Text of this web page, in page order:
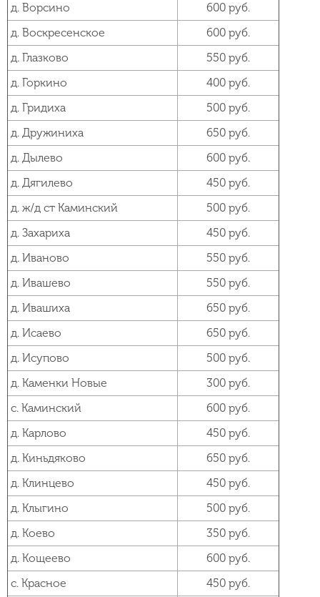
д. Ворсино
600 руб.
д. Воскресенское
600 руб.
д. Глазково
550 руб.
д. Горкино
400 руб.
д. Гридиха
500 руб.
д. Дружиниха
650 руб.
д. Дылево
600 руб.
д. Дягилево
450 руб.
д. ж/д ст Каминский
500 руб.
д. Захариха
450 руб.
д. Иваново
550 руб.
д. Ивашево
550 руб.
д. Ивашиха
650 руб.
д. Исаево
650 руб.
д. Исупово
500 руб.
д. Каменки Новые
300 руб.
с. Каминский
600 руб.
д. Карлово
450 руб.
д. Киньдяково
650 руб.
д. Клинцево
450 руб.
д. Клыгино
500 руб.
д. Коево
350 руб.
д. Кощеево
600 руб.
с. Красное
450 руб.